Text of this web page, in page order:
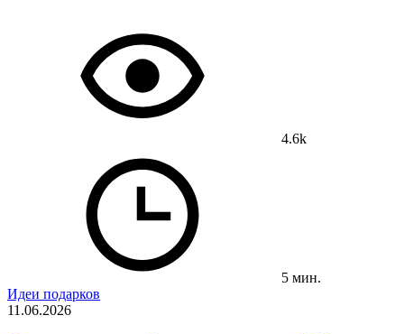
4.6k
5 мин.
Идеи подарков
11.06.2026